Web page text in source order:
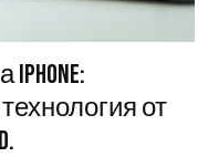
от